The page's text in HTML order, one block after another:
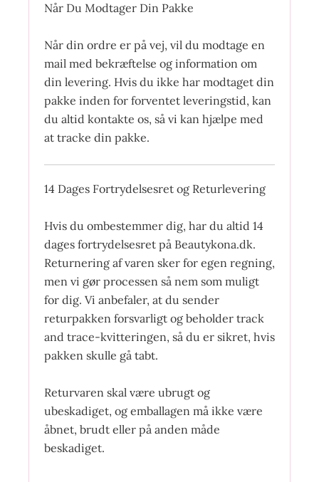
Når Du Modtager Din Pakke
Når din ordre er på vej, vil du modtage en
mail med bekræftelse og information om
din levering. Hvis du ikke har modtaget din
pakke inden for forventet leveringstid, kan
du altid kontakte os, så vi kan hjælpe med
at tracke din pakke.
14 Dages Fortrydelsesret og Returlevering
Hvis du ombestemmer dig, har du altid 14
dages fortrydelsesret på Beautykona.dk.
Returnering af varen sker for egen regning,
men vi gør processen så nem som muligt
for dig. Vi anbefaler, at du sender
returpakken forsvarligt og beholder track
and trace-kvitteringen, så du er sikret, hvis
pakken skulle gå tabt.
Returvaren skal være ubrugt og
ubeskadiget, og emballagen må ikke være
åbnet, brudt eller på anden måde
beskadiget.